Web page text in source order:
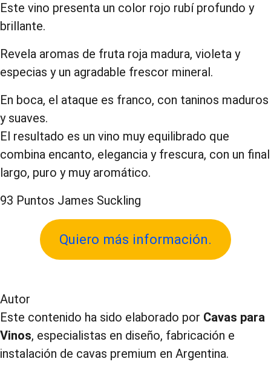
Este vino presenta un color rojo rubí profundo y
brillante.
Revela aromas de fruta roja madura, violeta y
especias y un agradable frescor mineral.
En boca, el ataque es franco, con taninos maduros
y suaves.
El resultado es un vino muy equilibrado que
combina encanto, elegancia y frescura, con un final
largo, puro y muy aromático.
93 Puntos James Suckling
Quiero más información.
Autor
Este contenido ha sido elaborado por Cavas para
Vinos, especialistas en diseño, fabricación e
instalación de cavas premium en Argentina.